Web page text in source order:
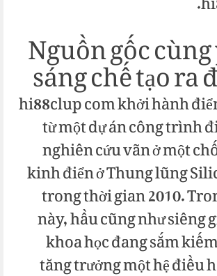
Nguồn gốc
sáng chế tạo
hi88clup com khởi hành
từ một dự án công trình
nghiên cứu vãn ở một
kinh điển ở Thung lũng
trong thời gian 2010.
này, hầu cũng như
khoa học đang sắm